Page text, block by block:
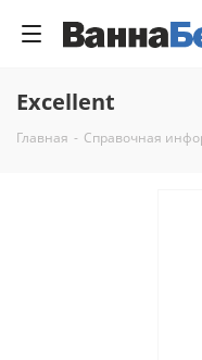
Excellent
Главная - Справочная